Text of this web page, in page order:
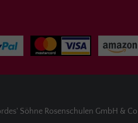
Söhne Rosenschulen GmbH &